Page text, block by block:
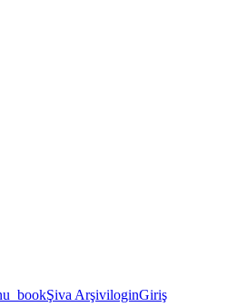
Şiva ArşiviloginGiriş